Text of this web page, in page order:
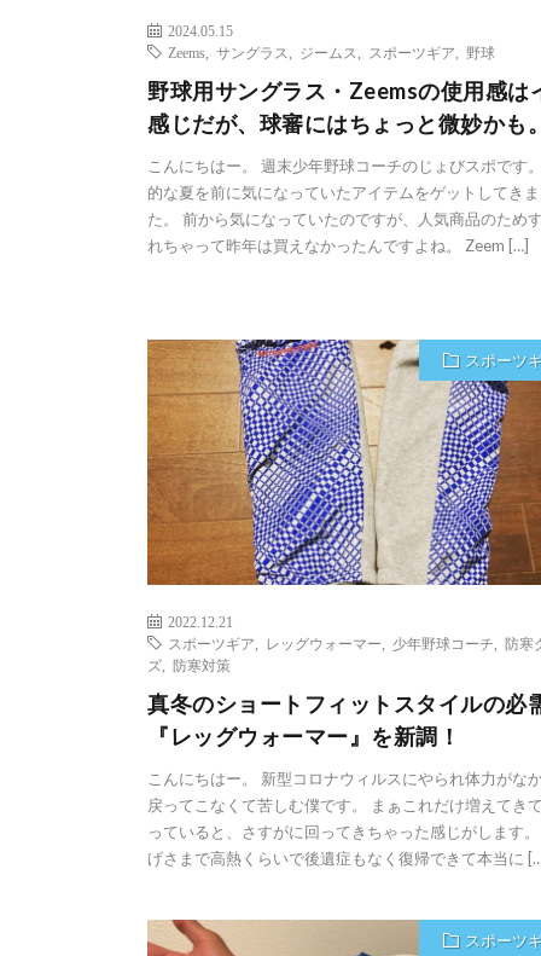
2024.05.15
Zeems
サングラス ジームス スポーツギア 野球
野球用サングラス・Zeemsの使用感は
感じだが、球審にはちょっと微妙かも
こんにちはー。 週末少年野球コーチのじょびスポです
的な夏を前に気になっていたアイテムをゲットしてき
た。 前から気になっていたのですが、人気商品のため
れちゃって昨年は買えなかったんですよね。 Zeem […]
スポーツ
2022.12.21
スポーツギア
レッグウォーマー 少年野球コーチ
防寒
ズ
防寒対策
真冬のショートフィットスタイルの必
『レッグウォーマー』を新調！
こんにちはー。 新型コロナウィルスにやられ体力がな
戻ってこなくて苦しむ僕です。 まぁこれだけ増えてき
っていると、さすがに回ってきちゃった感じがします
げさまで高熱くらいで後遺症もなく復帰できて本当に
スポーツ